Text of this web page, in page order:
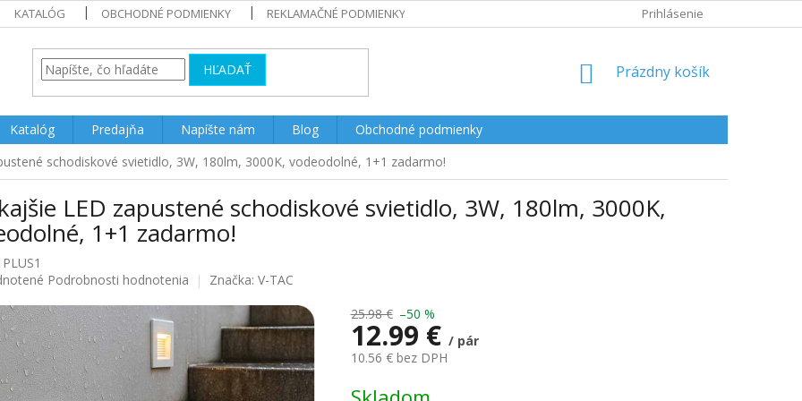
KATALÓG OBCHODNÉ PODMIENKY REKLAMAČNÉ PODMIENKY Prihlásenie
HĽADAŤ
NÁKUPNÝ
Prázdny košík
Katalóg Predajňa Napíšte nám Blog
Obchodné podmienky
schodiskové svietidlo, 3W, 180lm, 3000K, vodeodolné, 1+1 zadarmo!
LED zapustené schodiskové svietidlo, 3W, 180lm, 3000K,
1+1 zadarmo!
Podrobnosti hodnotenia Značka: V-TAC
25.98 € –50 %
12.99 € / pár
10.56 € bez DPH